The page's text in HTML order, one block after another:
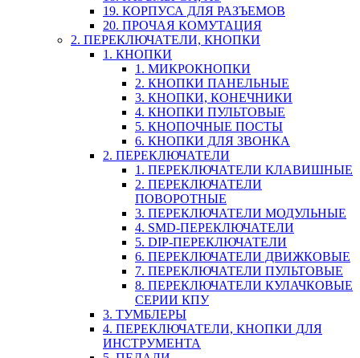
19. КОРПУСА ДЛЯ РАЗЪЕМОВ
20. ПРОЧАЯ КОМУТАЦИЯ
2. ПЕРЕКЛЮЧАТЕЛИ, КНОПКИ
1. КНОПКИ
1. МИКРОКНОПКИ
2. КНОПКИ ПАНЕЛЬНЫЕ
3. КНОПКИ, КОНЕЧНИКИ
4. КНОПКИ ПУЛЬТОВЫЕ
5. КНОПОЧНЫЕ ПОСТЫ
6. КНОПКИ ДЛЯ ЗВОНКА
2. ПЕРЕКЛЮЧАТЕЛИ
1. ПЕРЕКЛЮЧАТЕЛИ КЛАВИШНЫЕ
2. ПЕРЕКЛЮЧАТЕЛИ
ПОВОРОТНЫЕ
3. ПЕРЕКЛЮЧАТЕЛИ МОДУЛЬНЫЕ
4. SMD-ПЕРЕКЛЮЧАТЕЛИ
5. DIP-ПЕРЕКЛЮЧАТЕЛИ
6. ПЕРЕКЛЮЧАТЕЛИ ДВИЖКОВЫЕ
7. ПЕРЕКЛЮЧАТЕЛИ ПУЛЬТОВЫЕ
8. ПЕРЕКЛЮЧАТЕЛИ КУЛАЧКОВЫЕ
СЕРИИ КПУ
3. ТУМБЛЕРЫ
4. ПЕРЕКЛЮЧАТЕЛИ, КНОПКИ ДЛЯ
ИНСТРУМЕНТА